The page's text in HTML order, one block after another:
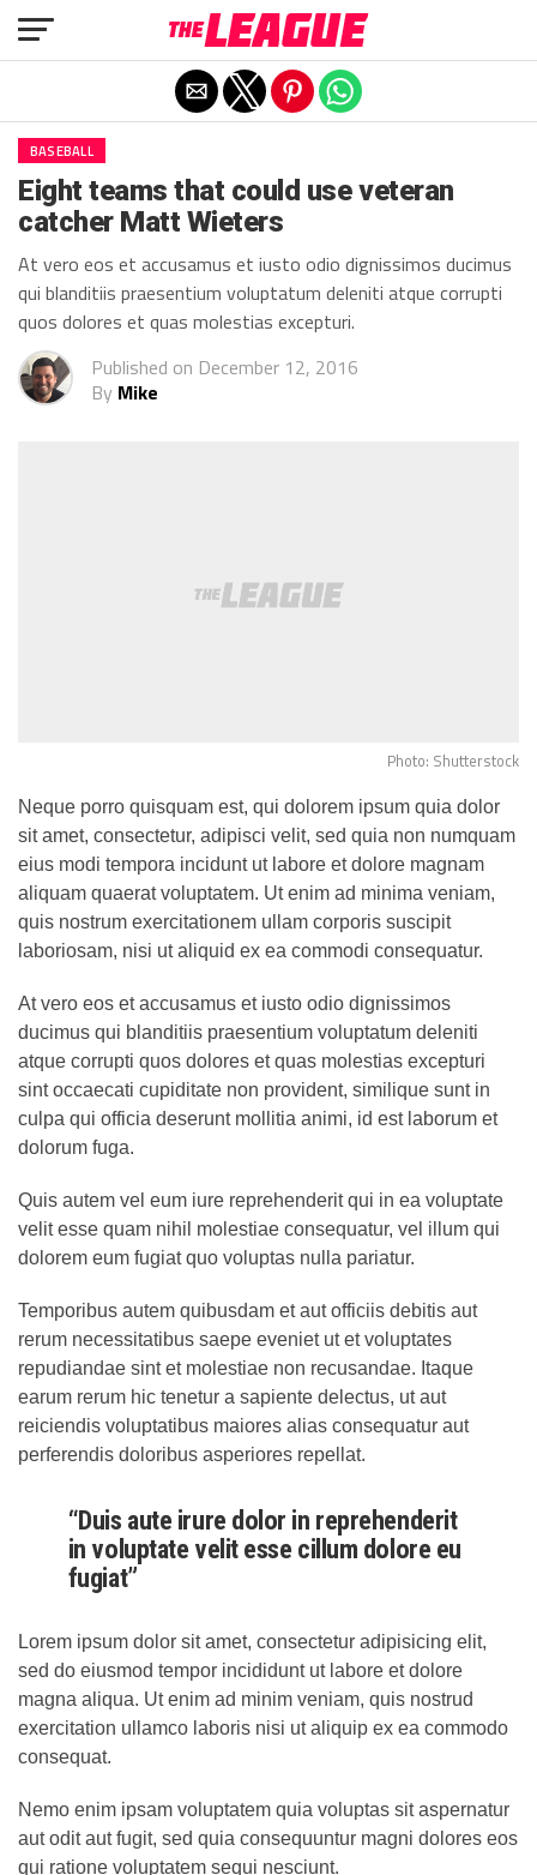
BASEBALL
Eight teams that could use veteran
catcher Matt Wieters
At vero eos et accusamus et iusto odio dignissimos ducimus
qui blanditiis praesentium voluptatum deleniti atque corrupti
quos dolores et quas molestias excepturi.
Published on December 12, 2016
By Mike
Photo: Shutterstock
Neque porro quisquam est, qui dolorem ipsum quia dolor
sit amet, consectetur, adipisci velit, sed quia non numquam
eius modi tempora incidunt ut labore et dolore magnam
aliquam quaerat voluptatem. Ut enim ad minima veniam,
quis nostrum exercitationem ullam corporis suscipit
laboriosam, nisi ut aliquid ex ea commodi consequatur.
At vero eos et accusamus et iusto odio dignissimos
ducimus qui blanditiis praesentium voluptatum deleniti
atque corrupti quos dolores et quas molestias excepturi
sint occaecati cupiditate non provident, similique sunt in
culpa qui officia deserunt mollitia animi, id est laborum et
dolorum fuga.
Quis autem vel eum iure reprehenderit qui in ea voluptate
velit esse quam nihil molestiae consequatur, vel illum qui
dolorem eum fugiat quo voluptas nulla pariatur.
Temporibus autem quibusdam et aut officiis debitis aut
rerum necessitatibus saepe eveniet ut et voluptates
repudiandae sint et molestiae non recusandae. Itaque
earum rerum hic tenetur a sapiente delectus, ut aut
reiciendis voluptatibus maiores alias consequatur aut
perferendis doloribus asperiores repellat.
“Duis aute irure dolor in reprehenderit
in voluptate velit esse cillum dolore eu
fugiat”
Lorem ipsum dolor sit amet, consectetur adipisicing elit,
sed do eiusmod tempor incididunt ut labore et dolore
magna aliqua. Ut enim ad minim veniam, quis nostrud
exercitation ullamco laboris nisi ut aliquip ex ea commodo
consequat.
Nemo enim ipsam voluptatem quia voluptas sit aspernatur
aut odit aut fugit, sed quia consequuntur magni dolores eos
qui ratione voluptatem sequi nesciunt.
Exit mobile version